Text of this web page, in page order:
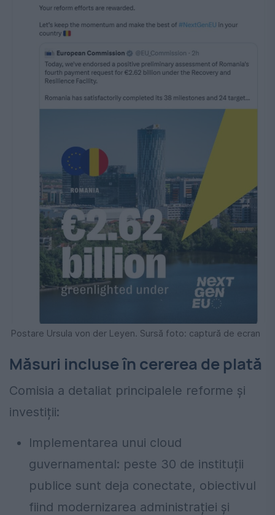
Postare Ursula von der Leyen. Sursă foto: captură de ecran
Măsuri incluse în cererea de plată
Comisia a detaliat principalele reforme și
investiții:
Implementarea unui cloud
guvernamental: peste 30 de instituții
publice sunt deja conectate, obiectivul
fiind modernizarea administrației și